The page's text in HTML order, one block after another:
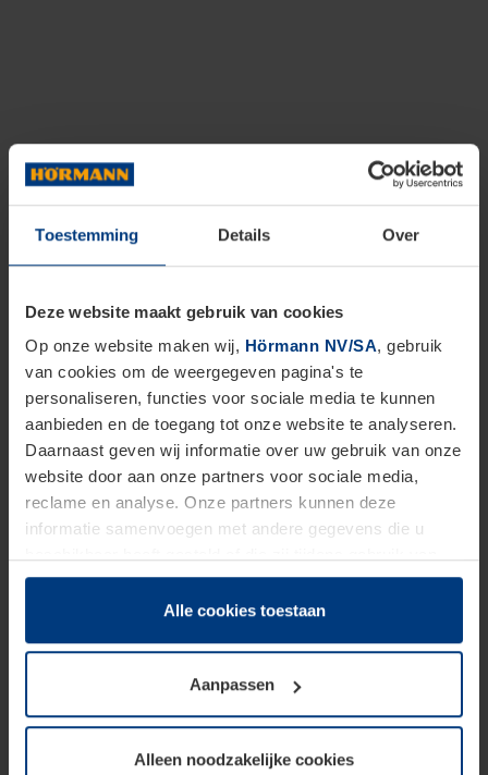
Toestemming Details Over
Deze website maakt gebruik van cookies
Op onze website maken wij, Hörmann NV/SA, gebruik
van cookies om de weergegeven pagina's te
personaliseren, functies voor sociale media te kunnen
aanbieden en de toegang tot onze website te analyseren.
Daarnaast geven wij informatie over uw gebruik van onze
website door aan onze partners voor sociale media,
reclame en analyse. Onze partners kunnen deze
informatie samenvoegen met andere gegevens die u
hun diensten hebben verzameld.
Juridisch hebben wij het recht om cookies op uw
van deze pagina's absoluut vereist is. Voor alle andere
soorten cookies is uw toestemming benodigd. Uw
toestemming kunt u op elk moment bij de uitleg van de
wijzigen of herroepen.
Alle cookies toestaan
Aanpassen
Alleen noodzakelijke cookies